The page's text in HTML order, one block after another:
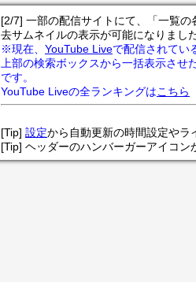
[2/7] 一部の配信サイトにて、「一覧
去サムネイルの表示が可能になりました
※現在、 YouTube Liveで配信されてい
上部の検索ボックスから一括表示させ
です。
YouTube Liveの全ランキングはこちら
[Tip] 設定から自動更新の時間設定やラ
[Tip] ヘッダーのハンバーガーアイコン